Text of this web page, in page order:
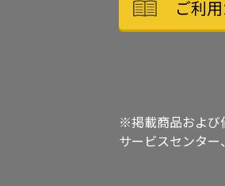
ご利
※掲載商品および
サービスセンター